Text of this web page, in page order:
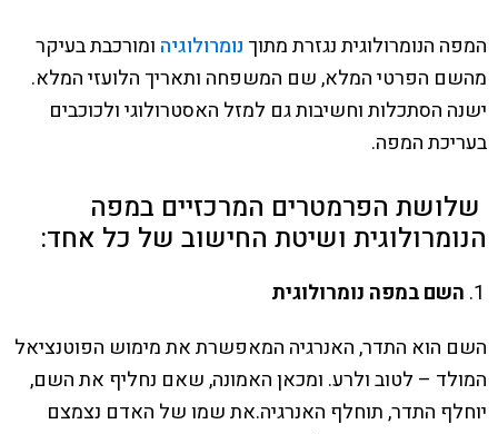
המפה הנומרולוגית נגזרת מתוךנומרולוגיה ומורכבת בעיקר
מהשם הפרטי המלא, שם המשפחה ותאריך הלועזי המלא.
ישנה הסתכלות וחשיבות גם למזל האסטרולוגי ולכוכבים
בעריכת המפה.
שלושת הפרמטרים המרכזיים במפה
הנומרולוגית ושיטת החישוב של כל אחד:
השם במפה נומרולוגית
השם הוא התדר, האנרגיה המאפשרת את מימוש הפוטנציאל
המולד – לטוב ולרע. ומכאן האמונה, שאם נחליף את השם,
יוחלף התדר, תוחלף האנרגיה.את שמו של האדם נצמצם